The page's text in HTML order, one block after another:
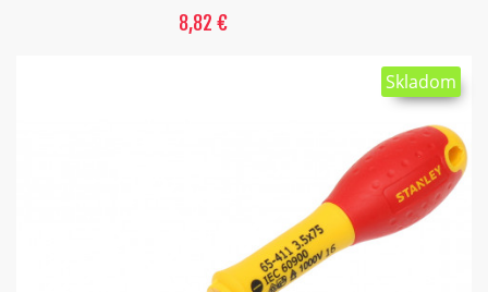
8,82 €
Skladom